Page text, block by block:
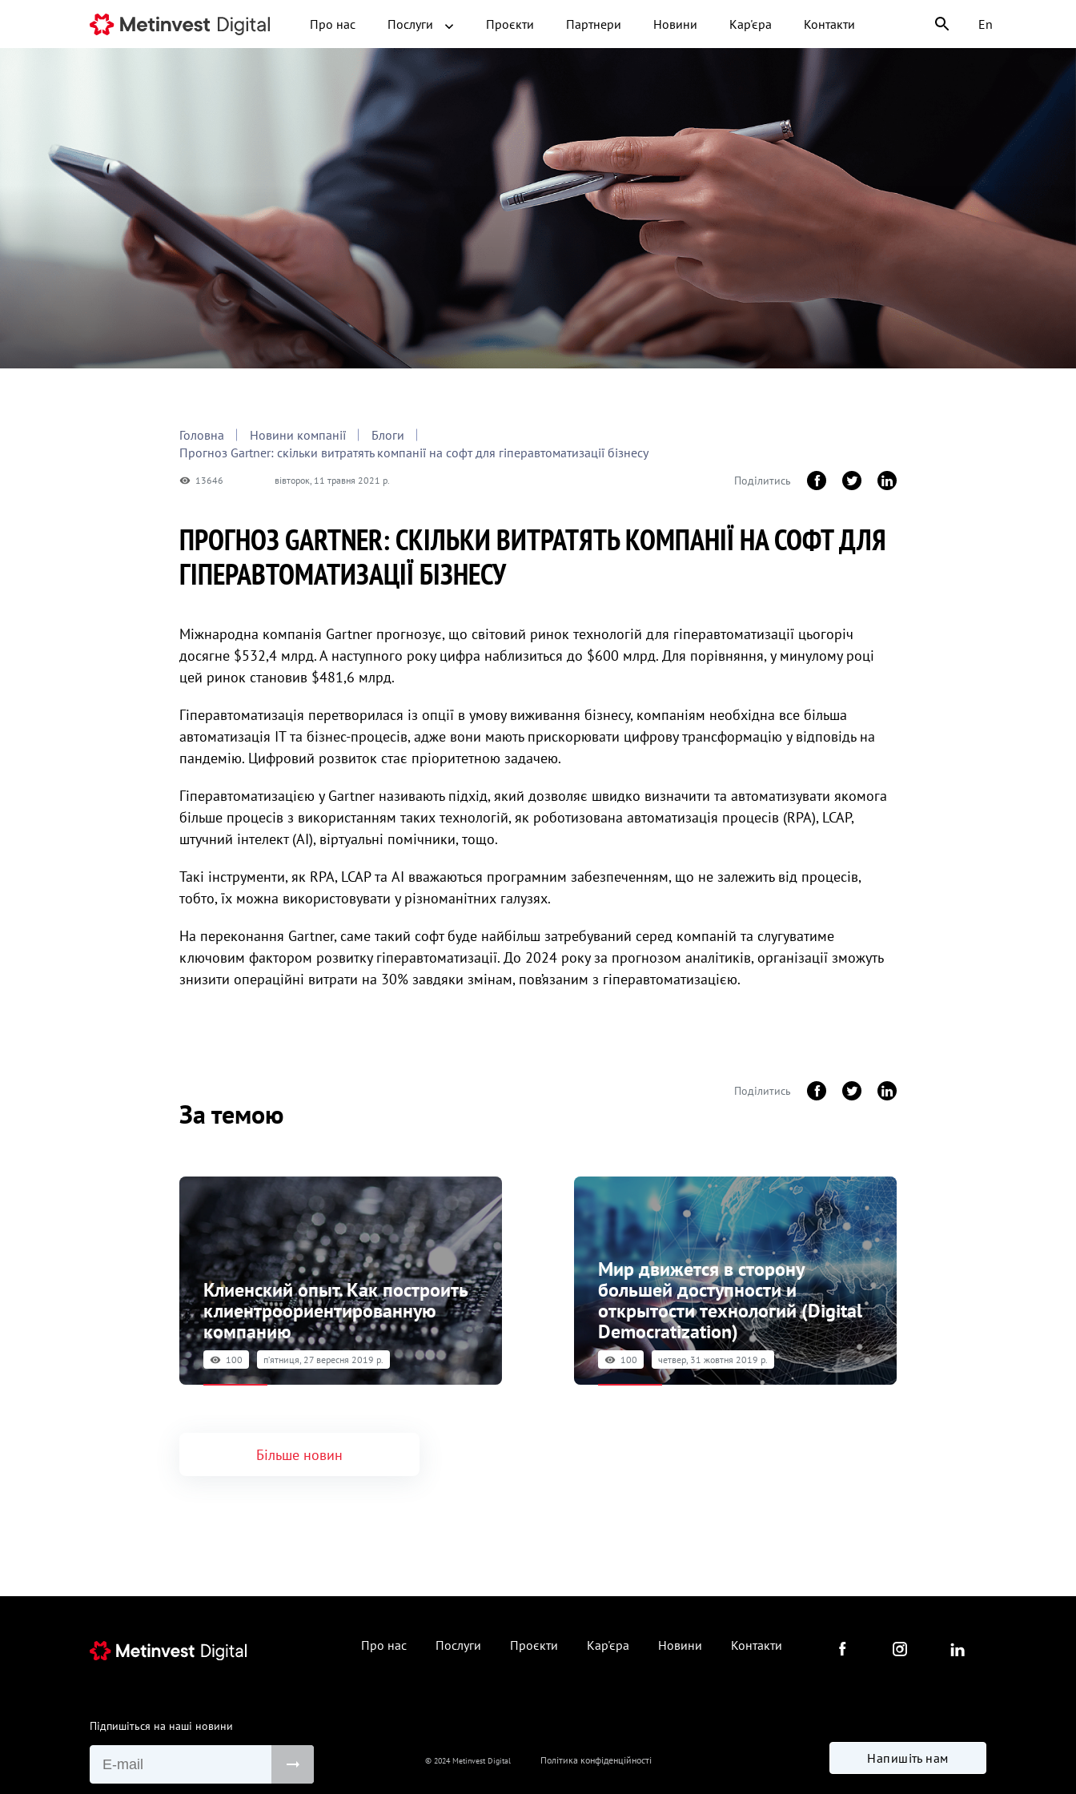
Про нас Послуги Проєкти Партнери Новини Кар'єра Контакти En
Головна Новини компанії
Блоги
Прогноз Gartner: скільки витратять компанії на софт для гіперавтоматизації бізнесу
13646 вівторок, 11 травня 2021 р. Поділитись
ПРОГНОЗ GARTNER: СКІЛЬКИ ВИТРАТЯТЬ КОМПАНІЇ НА СОФТ ДЛЯ
ГІПЕРАВТОМАТИЗАЦІЇ БІЗНЕСУ
Міжнародна компанія Gartner прогнозує, що світовий ринок технологій для гіперавтоматизації цьогоріч
досягне $532,4 млрд. А наступного року цифра наблизиться до $600 млрд. Для порівняння, у минулому році
цей ринок становив $481,6 млрд.
Гіперавтоматизація перетворилася із опції в умову виживання бізнесу, компаніям необхідна все більша
автоматизація ІТ та бізнес-процесів, адже вони мають прискорювати цифрову трансформацію у відповідь на
пандемію. Цифровий розвиток стає пріоритетною задачею.
Гіперавтоматизацією у Gartner називають підхід, який дозволяє швидко визначити та автоматизувати якомога
більше процесів з використанням таких технологій, як роботизована автоматизація процесів (RPA), LCAP,
штучний інтелект (AI), віртуальні помічники, тощо.
Такі інструменти, як RPA, LCAP та AI вважаються програмним забезпеченням, що не залежить від процесів,
тобто, їх можна використовувати у різноманітних галузях.
На переконання Gartner, саме такий софт буде найбільш затребуваний серед компаній та слугуватиме
ключовим фактором розвитку гіперавтоматизації. До 2024 року за прогнозом аналітиків, організації зможуть
знизити операційні витрати на 30% завдяки змінам, пов’язаним з гіперавтоматизацією.
Поділитись
За темою
Клиенский опыт. Как построить
клиентроориентированную
компанию
100 пʼятниця, 27 вересня 2019 р.
Мир движется в сторону
большей доступности и
открытости технологий (Digital
Democratization)
100 четвер, 31 жовтня 2019 р.
Більше новин
Підпишіться на наші новини
Про нас Послуги Проєкти Кар'єра Новини Контакти
Напишіть нам
© 2024 Metinvest Digital Політика конфіденційності